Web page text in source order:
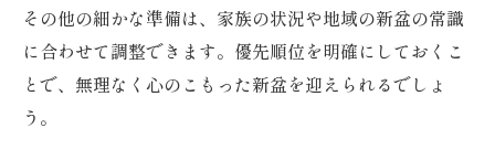
その他の細かな準備は、家族の状況や地域の新盆の常識
に合わせて調整できます。優先順位を明確にしておくこ
とで、無理なく心のこもった新盆を迎えられるでしょ
う。